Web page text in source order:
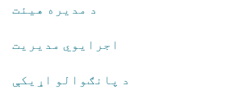
د مدیره هیئت
​اجرایوي مدیریت
د پانګوالو اړیکې